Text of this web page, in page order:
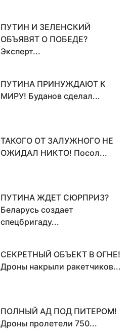
ПУТИН И ЗЕЛЕНСКИЙ
ОБЪЯВЯТ О ПОБЕДЕ?
Эксперт...
ПУТИНА ПРИНУЖДАЮТ К
МИРУ! Буданов сделал...
ТАКОГО ОТ ЗАЛУЖНОГО НЕ
ОЖИДАЛ НИКТО! Посол...
ПУТИНА ЖДЕТ СЮРПРИЗ?
Беларусь создает
спецбригаду...
СЕКРЕТНЫЙ ОБЪЕКТ В ОГНЕ!
Дроны накрыли ракетчиков...
ПОЛНЫЙ АД ПОД ПИТЕРОМ!
Дроны пролетели 750...